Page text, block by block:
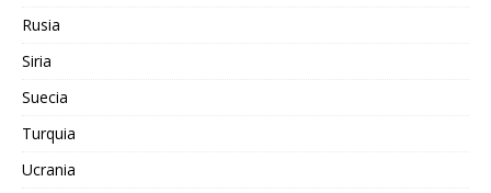
Rusia
Siria
Suecia
Turquia
Ucrania